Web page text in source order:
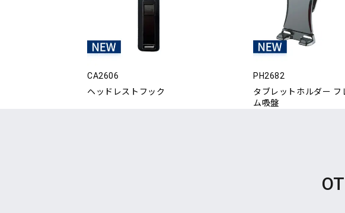
CA2606
ヘッドレストフック
PH2682
タブレットホルダー フ
ム吸盤